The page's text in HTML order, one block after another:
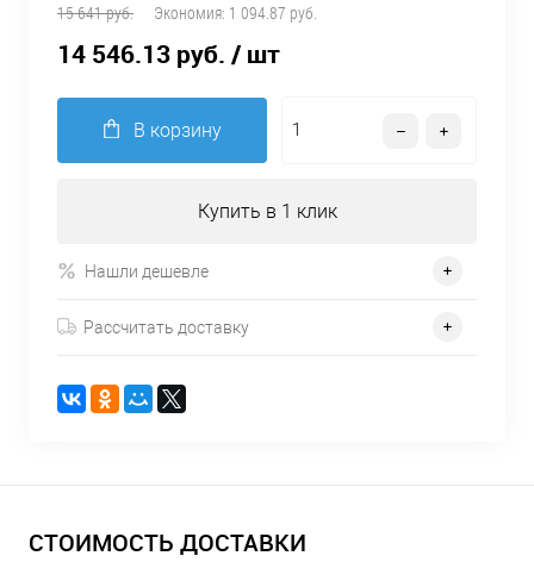
15 641 руб. Экономия: 1 094.87 руб.
14 546.13 руб. / шт
В корзину
Купить в 1 клик
Нашли дешевле
Рассчитать доставку
СТОИМОСТЬ ДОСТАВКИ